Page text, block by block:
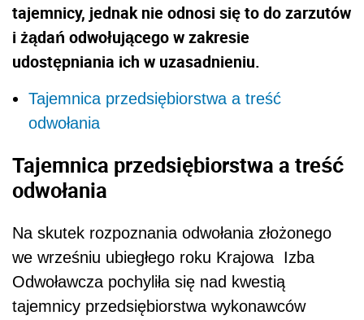
tajemnicy, jednak nie odnosi się to do zarzutów
i żądań odwołującego w zakresie
udostępniania ich w uzasadnieniu.
Tajemnica przedsiębiorstwa a treść
odwołania
Tajemnica przedsiębiorstwa a treść
odwołania
Na skutek rozpoznania odwołania złożonego
we wrześniu ubiegłego roku Krajowa Izba
Odwoławcza pochyliła się nad kwestią
tajemnicy przedsiębiorstwa wykonawców